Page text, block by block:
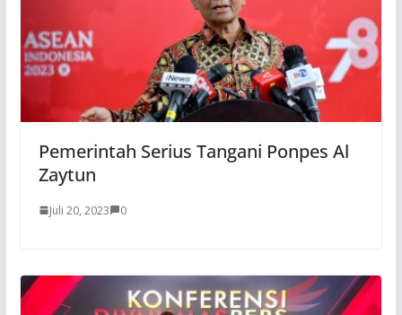
Pemerintah Serius Tangani Ponpes Al
Zaytun
Juli 20, 2023 0